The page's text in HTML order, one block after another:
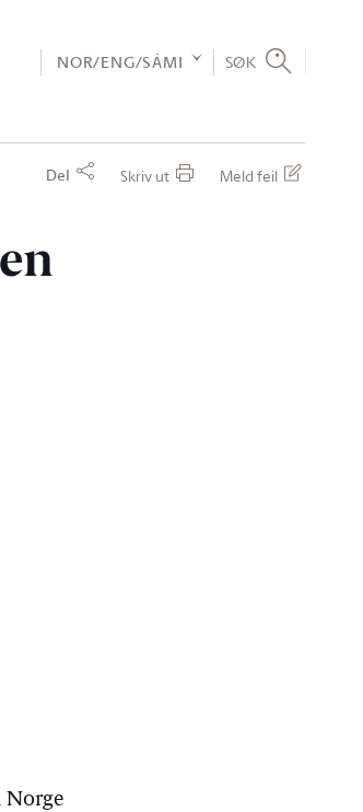
NOR/ENG/SÁMI SØK
Del Skriv ut Meld feil
Norge